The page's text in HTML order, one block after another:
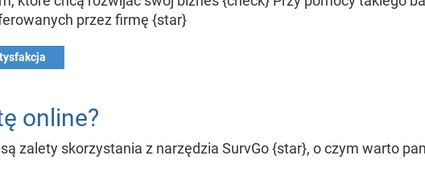
przez firmę {star}
online?
zalety skorzystania z narzędzia SurvGo {star}, o czym warto